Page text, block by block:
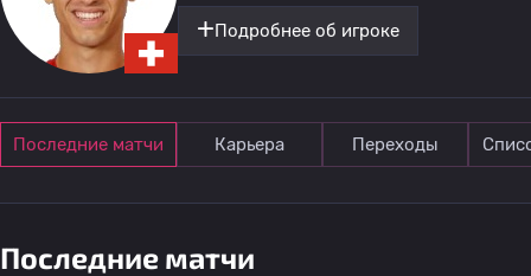
Подробнее об игроке
Последние матчи Карьера Переходы
Последние матчи